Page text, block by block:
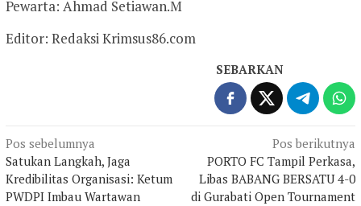
Pewarta: Ahmad Setiawan.M
Editor: Redaksi Krimsus86.com
SEBARKAN
Navigasi
pos
Pos sebelumnya
Satukan Langkah, Jaga
Kredibilitas Organisasi: Ketum
PWDPI Imbau Wartawan
Pos berikutnya
PORTO FC Tampil Perkasa,
Libas BABANG BERSATU 4-0
di Gurabati Open Tournament